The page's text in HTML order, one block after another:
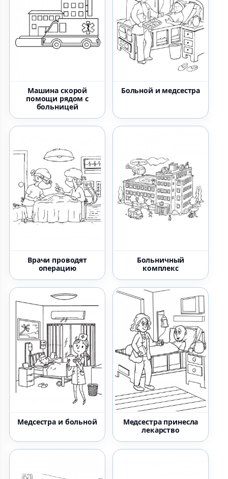
Машина скорой
помощи рядом с
больницей
Больной и медсестра
Врачи проводят
операцию
Больничный
комплекс
Медсестра и больной
Медсестра принесла
лекарство